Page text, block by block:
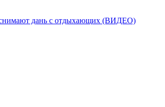
дань с отдыхающих (ВИДЕО)